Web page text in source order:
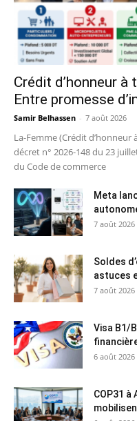
Crédit d’honneur
Entre promesse
Samir Belhassen - 7 août 2026
La-Femme (Crédit
décret n° 2026-148 du 23
du Code de commerce
Meta
7 août 2026
Soldes
astuces
7 août 2026
Visa B1/
6 août 2026
COP31 à